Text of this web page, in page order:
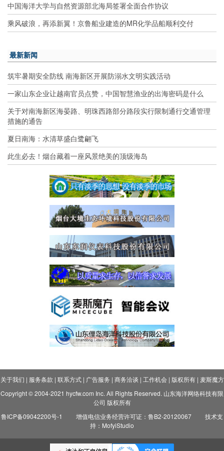
中国海洋大学与自然资源部北海局签署全面合作协议
乘风破浪，再添新翼！京鲁船业建造的MR化学品船顺利交付
最新新闻
筑牢暑期安全防线 南海新区开展防溺水文明实践活动
一家山东企业让越南官员点赞，中国智慧渔业的出海密码是什么
关于对南海新区海晏路、明珠西路部分路段实行限制通行交通管理
措施的通告
夏日南海：水清草盛白鹭翩飞
此生必去！烟台藏着一座风景绝美的顶级海岛
关于我们 | 服务条款 | 联系方式| 广告服务 | 商务洽谈 | 工作机会| 版权所有| 麦斯魔方
Copyright © 2004-2021 hycfw.com Inc. All Rights Reserved. 山东海洋网络科技有限
公司 版权所有
鲁ICP备09042200号-1
增值电信业务经营许可证：鲁B2-20120067
技术支
持：MofyiStudio